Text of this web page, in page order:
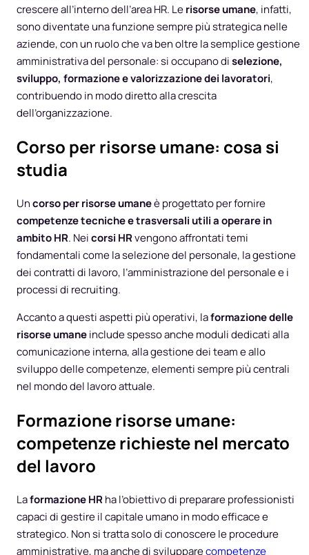
crescere all’interno dell’area HR. Lerisorse umane, infatti,
sono diventate una funzione sempre più strategica nelle
aziende, con un ruolo che va ben oltre la semplice gestione
amministrativa del personale: si occupano diselezione,
sviluppo, formazione e valorizzazione dei lavoratori,
contribuendo in modo diretto alla crescita
dell’organizzazione.
Corso per risorse umane: cosa si
studia
Uncorso per risorse umaneè progettato per fornire
competenze tecniche e trasversali utili a operare in
ambito HR. Neicorsi HRvengono affrontati temi
fondamentali come la selezione del personale, la gestione
dei contratti di lavoro, l’amministrazione del personale e i
processi di recruiting.
Accanto a questi aspetti più operativi, laformazione delle
risorse umaneinclude spesso anche moduli dedicati alla
comunicazione interna, alla gestione dei team e allo
sviluppo delle competenze, elementi sempre più centrali
nel mondo del lavoro attuale.
Formazione risorse umane:
competenze richieste nel mercato
del lavoro
Laformazione HRha l’obiettivo di preparare professionisti
capaci di gestire il capitale umano in modo efficace e
strategico. Non si tratta solo di conoscere le procedure
amministrative, ma anche di svilupparecompetenze